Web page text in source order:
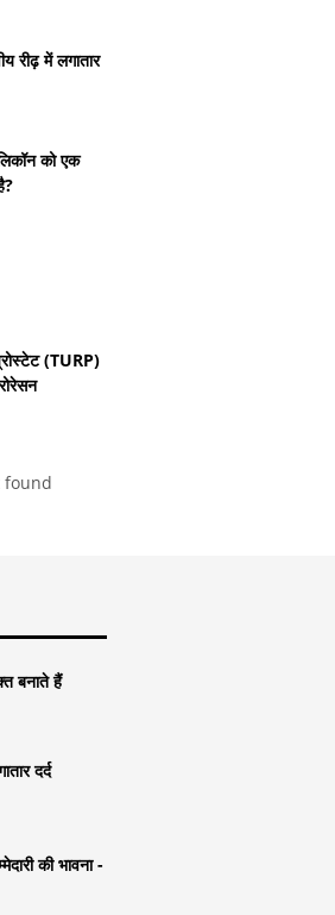
फाइब्रोमस
रीढ़ में लगातार
को एक
(TURP)
found
बनाते हैं
दर्द
की भावना -